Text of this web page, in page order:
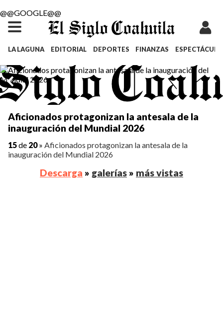
@@GOOGLE@@
LA LAGUNA EDITORIAL DEPORTES FINANZAS
Aficionados protagonizan la antesala de la
inauguración del Mundial 2026
15de 20» Aficionados protagonizan la antesala de la
inauguración del Mundial 2026
Descarga » galerías » más vistas